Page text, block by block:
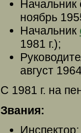
ноябрь
Начальник
1981 г.);
август
С 1981 г. на
Звания:
Инспектор;